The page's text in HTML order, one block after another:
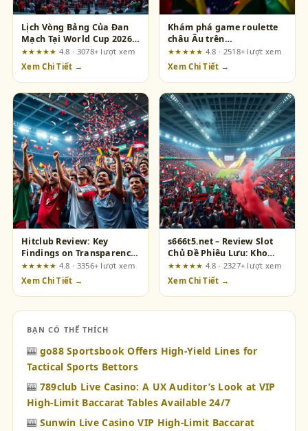
Lịch Vòng Bảng Của Đan
Mạch Tại World Cup 2026:
Cơ Hội Nào Cho “Những
Chú Lính Chì”?
★★★★★ 4.8 · 3078+ lượt xem
Xem Chi Tiết →
Khám phá game roulette
châu Âu trên
fun88.support: Ba phát
hiện quan trọng từ góc
★★★★★ 4.8 · 2518+ lượt xem
Xem Chi Tiết →
Hitclub Review: Key
Findings on Transparency,
Speed, Usability, Security,
and Support
★★★★★ 4.8 · 3356+ lượt xem
Xem Chi Tiết →
s666t5.net – Review Slot
Chủ Đề Phiêu Lưu: Kho
Game "Đấu Trường" Thực
Thụ Cho Dân Cược
★★★★★ 4.8 · 2327+ lượt xem
Xem Chi Tiết →
BẠN CÓ THỂ THÍCH
🎰 go88 Sportsbook Offers High-Yield Lines for
Tactical Sports Bettors
🎰 789club Live Casino: A UX Auditor’s Look at VIP
High-Limit Baccarat Tables Available 24/7
🎰 Sunwin Live Casino VIP High-Limit Baccarat